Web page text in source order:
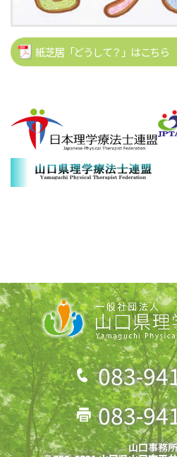
紙芝居「どうして？」はこちら
083-
083-
山口事務